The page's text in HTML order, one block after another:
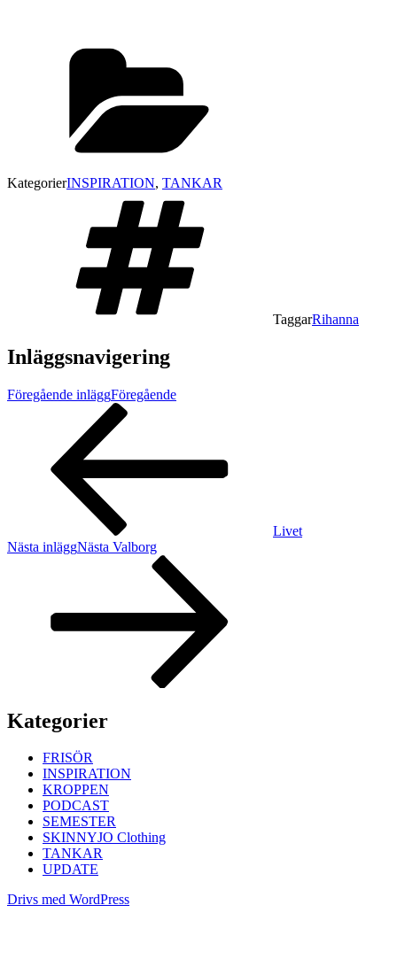
KategorierINSPIRATION, TANKAR
TaggarRihanna
Inläggsnavigering
Föregående inläggFöregående
Livet
Nästa inläggNästa Valborg
Kategorier
FRISÖR
INSPIRATION
KROPPEN
PODCAST
SEMESTER
SKINNYJO Clothing
TANKAR
UPDATE
Drivs med WordPress